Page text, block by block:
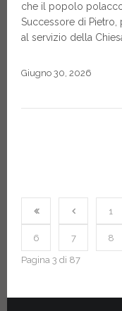
che il popolo
Successore di
al servizio della
Giugno 30, 2026
1
6 7 8
Pagina 3 di 87